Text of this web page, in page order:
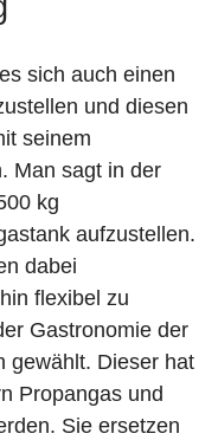
sich auch einen
und diesen
seinem
Man sagt in der
kg
aufzustellen.
dabei
flexibel zu
Gastronomie der
gewählt. Dieser hat
Propangas und
Sie ersetzen